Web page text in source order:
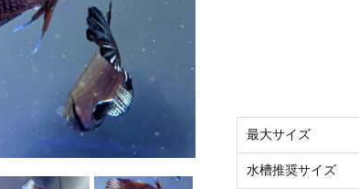
最大サイズ
水槽推奨サイズ